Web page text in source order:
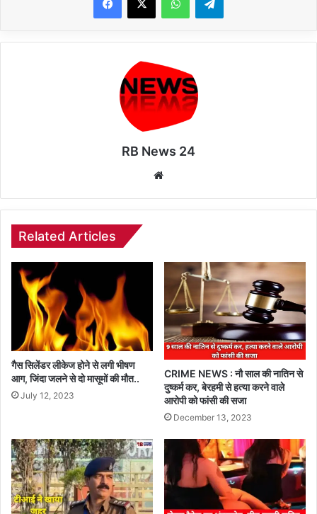
RB News 24
Related Articles
गैस सिलेंडर लीकेज होने से लगी भीषण
आग, जिंदा जलने से दो मासूमों की मौत..
July 12, 2023
CRIME NEWS : नौ साल की नातिन से
दुष्कर्म कर, बेरहमी से हत्या करने वाले
आरोपी को फांसी की सजा
December 13, 2023